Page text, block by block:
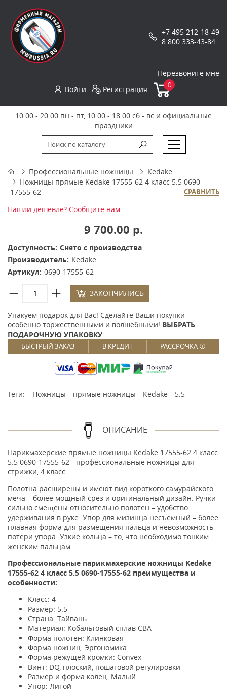
+7 495 212-18-49
8 800 333-43-84
Перезвоните мне
Войти
Регистрация 0
10:00 - 20:00 пн - пт, 10:00 - 18:00 сб - вс и официальные
праздники
Профессиональные ножницы
Kedake
Ножницы прямые Kedake 17555-62 4 класс 5.5 0690-
17555-62
СРАВНИТЬ
Нашли дешевле? Сообщите нам
9 700.00 р.
Доступность: Снято с производства
Производитель: Kedake
Артикул: 0690-17555-62
ЗАКОНЧИЛИСЬ
Упакуем подарок для Вас! Сделайте Ваши покупки
особенно торжественными и волшебными! ВЫБРАТЬ
ПОДАРОЧНУЮ УПАКОВКУ
БЫСТРЫЙ ЗАКАЗ В КРЕДИТ РАССРОЧКА
Теги: Ножницы прямые ножницы Kedake 5.5
ОПИСАНИЕ
Парикмахерские прямые ножницы Kedake 17555-62 4 класс
5.5 0690-17555-62 - профессиональные ножницы для
стрижки, 4 класс.
Полотна расширены и имеют вид короткого самурайского
меча – более мощный срез и оригинальный дизайн. Ручки
сильно смещены относительно полотен – удобство
удерживания в руке. Упор для мизинца несъемный – более
плавная форма для размещения пальца и невозможность
потери упора. Узкие кольца – то, что необходимо тонким
женским пальцам.
Профессиональные парикмахерские ножницы Kedake
17555-62 4 класс 5.5 0690-17555-62 преимущества и
особенности:
Класс: 4
Размер: 5.5
Страна: Тайвань
Материал: Кобальтовый сплав CBA
Форма полотен: Клинковая
Форма ножниц: Эргономика
Форма режущей кромки: Convex
Винт: DQ, плоский, пошаговой регулировки
Размер и форма колец: Малый
Упор: Литой